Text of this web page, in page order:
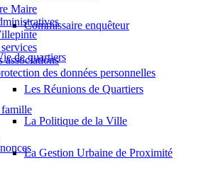
Commissaire enquêteur
de quartiers
Les Réunions de Quartiers
La Politique de la Ville
La Gestion Urbaine de Proximité
Maire
associations
des données personnelles